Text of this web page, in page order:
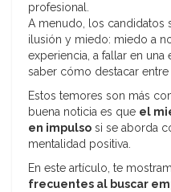
profesional.
A menudo, los candidatos
ilusión y miedo: miedo a
experiencia, a fallar en
saber cómo destacar entre
Estos temores son más
buena noticia es que el
en impulso si se aborda
mentalidad positiva.
En este artículo, te
frecuentes al buscar